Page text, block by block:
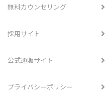
無料カウンセリング
採用サイト
公式通販サイト
プライバシーポリシー